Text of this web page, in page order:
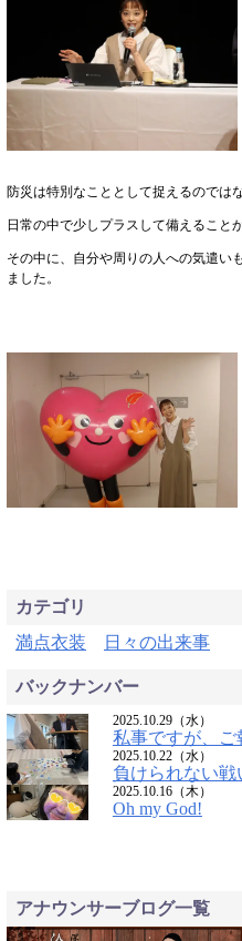
防災は特別なこととして捉えるのではな
日常の中で少しプラスして備えること
その中に、自分や周りの人への気遣い
ました。
カテゴリ
満点衣装
日々の出来事
バックナンバー
2025.10.29（水）
私事ですが、ご
2025.10.22（水）
負けられない戦
2025.10.16（木）
Oh my God!
アナウンサーブログ一覧